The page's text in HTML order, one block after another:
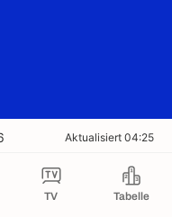
TV Tabelle
Aktualisiert 04:25